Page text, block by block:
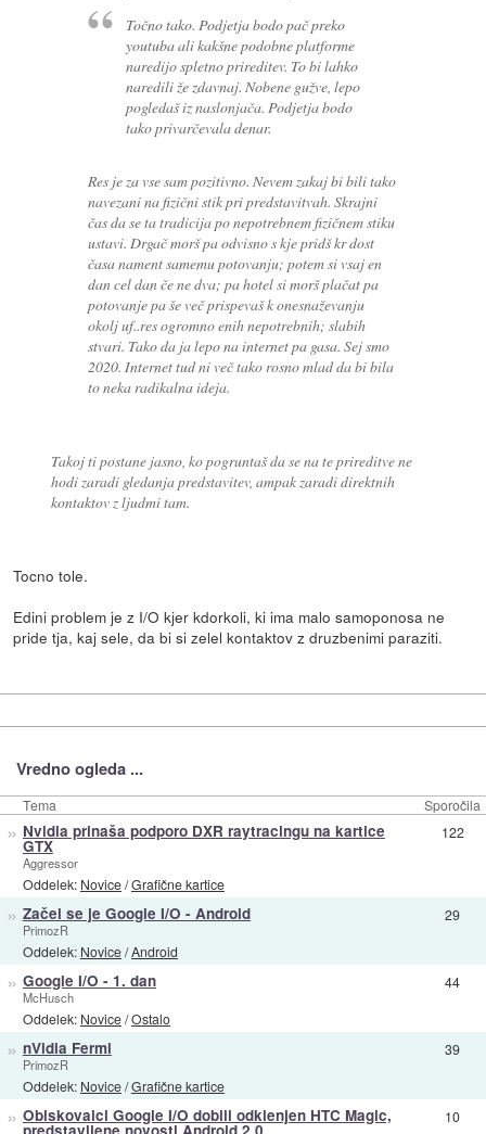
Točno tako. Podjetja bodo pač preko
youtuba ali kakšne podobne platforme
naredijo spletno prireditev. To bi lahko
naredili že zdavnaj. Nobene gužve, lepo
pogledaš iz naslonjača. Podjetja bodo
tako privarčevala denar.
Res je za vse sam pozitivno. Nevem zakaj bi bili tako
navezani na fizični stik pri predstavitvah. Skrajni
čas da se ta tradicija po nepotrebnem fizičnem stiku
ustavi. Drgač morš pa odvisno s kje pridš kr dost
časa nament samemu potovanju; potem si vsaj en
dan cel dan če ne dva; pa hotel si morš plačat pa
potovanje pa še več prispevaš k onesnaževanju
okolj uf..res ogromno enih nepotrebnih; slabih
stvari. Tako da ja lepo na internet pa gasa. Sej smo
2020. Internet tud ni več tako rosno mlad da bi bila
to neka radikalna ideja.
Takoj ti postane jasno, ko pogruntaš da se na te prireditve ne
hodi zaradi gledanja predstavitev, ampak zaradi direktnih
kontaktov z ljudmi tam.
Tocno tole.
Edini problem je z I/O kjer kdorkoli, ki ima malo samoponosa ne
pride tja, kaj sele, da bi si zelel kontaktov z druzbenimi paraziti.
Vredno ogleda ...
Tema Sporočila
» Nvidia prinaša podporo DXR raytracingu na kartice
GTX
Aggressor
Oddelek: Novice/Grafične kartice
122
» Začel se je Google I/O - Android
PrimozR
Oddelek: Novice/Android
29
» Google I/O - 1. dan
McHusch
Oddelek: Novice/Ostalo
44
» nVidia Fermi
PrimozR
Oddelek: Novice/Grafične kartice
39
» Obiskovalci Google I/O dobili odklenjen HTC Magic, 10